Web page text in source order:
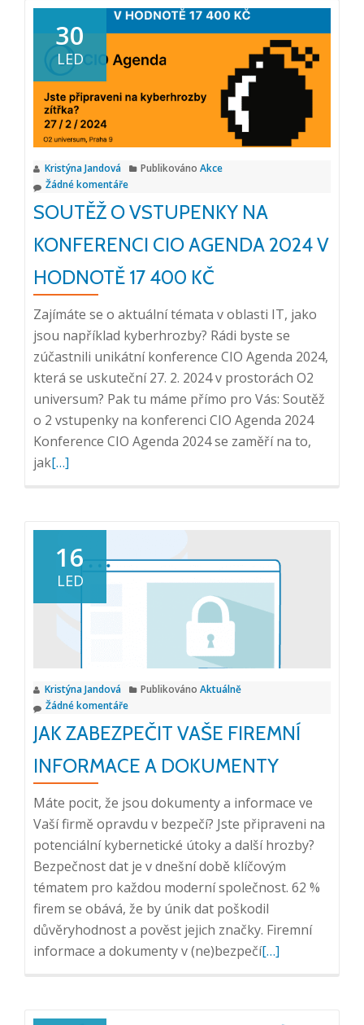
M-
Aino
–
umělá
inteligence
30
LED
Kristýna Jandová Publikováno Akce
Žádné komentáře
SOUTĚŽ O VSTUPENKY NA
KONFERENCI CIO AGENDA 2024 V
HODNOTĚ 17 400 KČ
Zajímáte se o aktuální témata v oblasti IT, jako
jsou například kyberhrozby? Rádi byste se
zúčastnili unikátní konference CIO Agenda 2024,
která se uskuteční 27. 2. 2024 v prostorách O2
universum? Pak tu máme přímo pro Vás: Soutěž
o 2 vstupenky na konferenci CIO Agenda 2024
Konference CIO Agenda 2024 se zaměří na to,
jakPřečtěte
Soutěž
vstupenky
konferenci
Agenda
2024
hodnotě
17
400
Kč
[…]
16
LED
Kristýna Jandová Publikováno Aktuálně
Žádné komentáře
JAK ZABEZPEČIT VAŠE FIREMNÍ
INFORMACE A DOKUMENTY
Máte pocit, že jsou dokumenty a informace ve
Vaší firmě opravdu v bezpečí? Jste připraveni na
potenciální kybernetické útoky a další hrozby?
Bezpečnost dat je v dnešní době klíčovým
tématem pro každou moderní společnost. 62 %
firem se obává, že by únik dat poškodil
důvěryhodnost a pověst jejich značky. Firemní
informace a dokumenty v (ne)bezpečíPřečtěte
[…]